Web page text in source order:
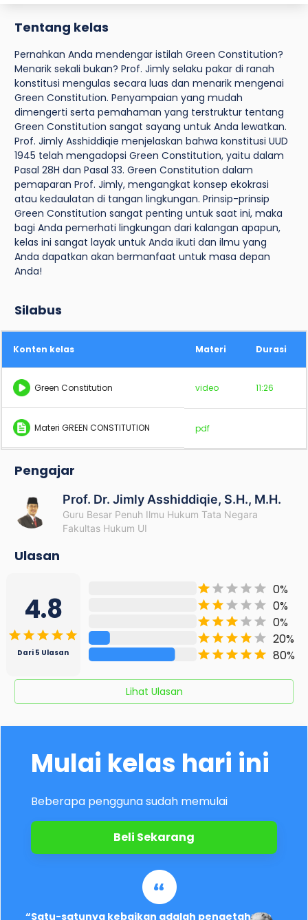
Tentang kelas
Pernahkan Anda mendengar istilah Green Constitution?
Menarik sekali bukan? Prof. Jimly selaku pakar di ranah
konstitusi mengulas secara luas dan menarik mengenai
Green Constitution. Penyampaian yang mudah
dimengerti serta pemahaman yang terstruktur tentang
Green Constitution sangat sayang untuk Anda lewatkan.
Prof. Jimly Asshiddiqie menjelaskan bahwa konstitusi UUD
1945 telah mengadopsi Green Constitution, yaitu dalam
Pasal 28H dan Pasal 33. Green Constitution dalam
pemaparan Prof. Jimly, mengangkat konsep ekokrasi
atau kedaulatan di tangan lingkungan. Prinsip-prinsip
Green Constitution sangat penting untuk saat ini, maka
bagi Anda pemerhati lingkungan dari kalangan apapun,
kelas ini sangat layak untuk Anda ikuti dan ilmu yang
Anda dapatkan akan bermanfaat untuk masa depan
Anda!
Silabus
Konten kelas Materi Durasi
Green Constitution video 11:26
Materi GREEN CONSTITUTION pdf
Pengajar
Prof. Dr. Jimly Asshiddiqie, S.H., M.H.
Guru Besar Penuh Ilmu Hukum Tata Negara
Fakultas Hukum UI
Ulasan
4.8
Dari 5 Ulasan
0%
0%
0%
20%
80%
Lihat Ulasan
Mulai kelas hari ini
Beberapa pengguna sudah memulai
Beli Sekarang
“Satu-satunya kebaikan adalah pengetahuan